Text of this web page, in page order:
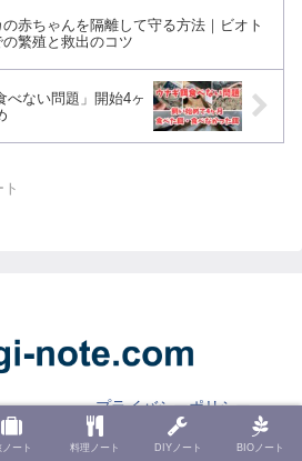
の赤ちゃんを隔離して守る方法｜ビオト
の繁殖と救出のコツ
べない問題」開始4ヶ
プライバシーポリシー
お問い合わせ
ノート 料理ノート DIYノート BIOノート